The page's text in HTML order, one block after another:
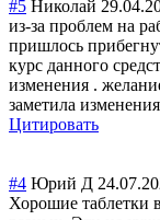
#5 Николай
из-за проблем на
пришлось
курс данного
изменения .
заметила изменения
Цитировать
#4 Юрий Д
Хорошие таблетки